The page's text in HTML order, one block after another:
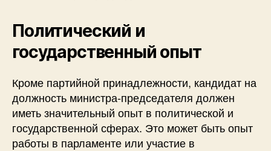
Политический и
государственный опыт
Кроме партийной принадлежности, кандидат на
должность министра-председателя должен
иметь значительный опыт в политической и
государственной сферах. Это может быть опыт
работы в парламенте или участие в